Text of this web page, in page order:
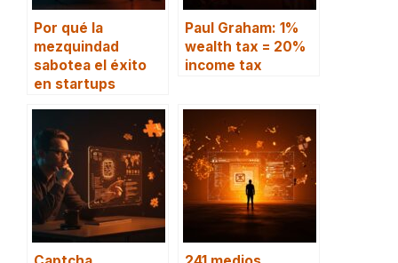
Por qué la
mezquindad
sabotea el éxito
en startups
Paul Graham: 1%
wealth tax = 20%
income tax